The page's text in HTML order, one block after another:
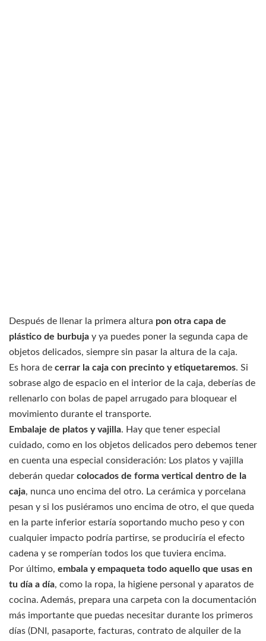
Después de llenar la primera altura pon otra capa de
plástico de burbuja y ya puedes poner la segunda capa de
objetos delicados, siempre sin pasar la altura de la caja.
Es hora de cerrar la caja con precinto y etiquetaremos. Si
sobrase algo de espacio en el interior de la caja, deberías de
rellenarlo con bolas de papel arrugado para bloquear el
movimiento durante el transporte.
Embalaje de platos y vajilla. Hay que tener especial
cuidado, como en los objetos delicados pero debemos tener
en cuenta una especial consideración: Los platos y vajilla
deberán quedar colocados de forma vertical dentro de la
caja, nunca uno encima del otro. La cerámica y porcelana
pesan y si los pusiéramos uno encima de otro, el que queda
en la parte inferior estaría soportando mucho peso y con
cualquier impacto podría partirse, se produciría el efecto
cadena y se romperían todos los que tuviera encima.
Por último, embala y empaqueta todo aquello que usas en
tu día a día, como la ropa, la higiene personal y aparatos de
cocina. Además, prepara una carpeta con la documentación
más importante que puedas necesitar durante los primeros
días (DNI, pasaporte, facturas, contrato de alquiler de la